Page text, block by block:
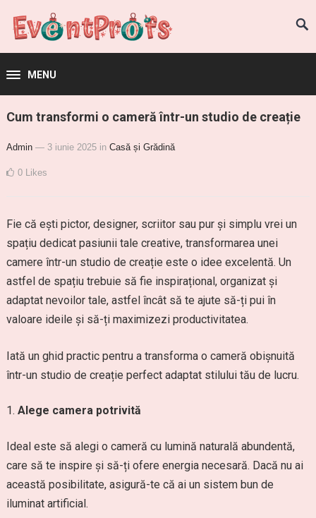
MENU
Cum transformi o cameră într-un studio de creație
Admin — 3 iunie 2025 in Casă și Grădină
0 Likes
Fie că ești pictor, designer, scriitor sau pur și simplu vrei un
spațiu dedicat pasiunii tale creative, transformarea unei
camere într-un studio de creație este o idee excelentă. Un
astfel de spațiu trebuie să fie inspirațional, organizat și
adaptat nevoilor tale, astfel încât să te ajute să-ți pui în
valoare ideile și să-ți maximizezi productivitatea.
Iată un ghid practic pentru a transforma o cameră obișnuită
într-un studio de creație perfect adaptat stilului tău de lucru.
Alege camera potrivită
Ideal este să alegi o cameră cu lumină naturală abundentă,
care să te inspire și să-ți ofere energia necesară. Dacă nu ai
această posibilitate, asigură-te că ai un sistem bun de
iluminat artificial.